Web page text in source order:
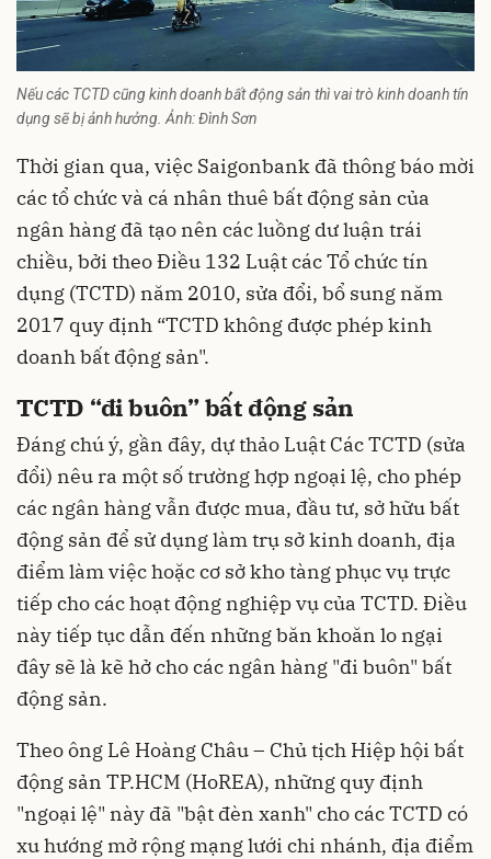
Nếu các TCTD cũng kinh doanh bất động sản thì vai trò kinh doanh tín
dụng sẽ bị ảnh hưởng. Ảnh: Đình Sơn
Thời gian qua, việc Saigonbank đã thông báo mời
các tổ chức và cá nhân thuê bất động sản của
ngân hàng đã tạo nên các luồng dư luận trái
chiều, bởi theo Điều 132 Luật các Tổ chức tín
dụng (TCTD) năm 2010, sửa đổi, bổ sung năm
2017 quy định “TCTD không được phép kinh
doanh bất động sản".
TCTD “đi buôn” bất động sản
Đáng chú ý, gần đây, dự thảo Luật Các TCTD (sửa
đổi) nêu ra một số trường hợp ngoại lệ, cho phép
các ngân hàng vẫn được mua, đầu tư, sở hữu bất
động sản để sử dụng làm trụ sở kinh doanh, địa
điểm làm việc hoặc cơ sở kho tàng phục vụ trực
tiếp cho các hoạt động nghiệp vụ của TCTD. Điều
này tiếp tục dẫn đến những băn khoăn lo ngại
đây sẽ là kẽ hở cho các ngân hàng "đi buôn" bất
động sản.
Theo ông Lê Hoàng Châu – Chủ tịch Hiệp hội bất
động sản TP.HCM (HoREA), những quy định
"ngoại lệ" này đã "bật đèn xanh" cho các TCTD có
xu hướng mở rộng mạng lưới chi nhánh, địa điểm